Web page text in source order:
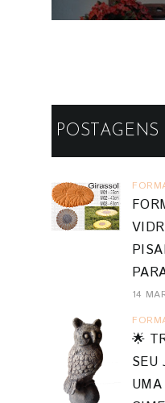
POSTAGENS
14
🌟
SEU